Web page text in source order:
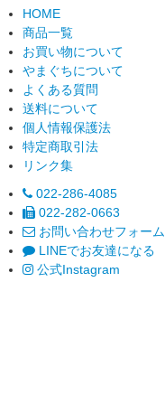
HOME
商品一覧
お買い物について
やまぐちについて
よくある質問
送料について
個人情報保護法
特定商取引法
リンク集
022-286-4085
022-282-0663
お問い合わせフォーム
LINEでお友達になる
公式Instagram